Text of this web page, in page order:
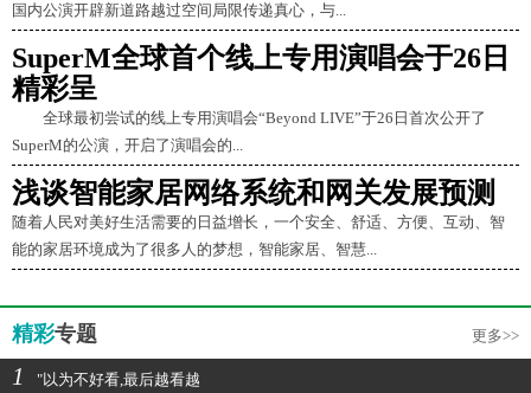
国内公演开辟新道路越过空间局限传递真心，与...
SuperM全球首个线上专用演唱会于26日
精彩呈
全球最初尝试的线上专用演唱会“Beyond LIVE”于26日首次公开了
SuperM的公演，开启了演唱会的...
浅谈智能家居网络系统和网关发展预测
随着人民对美好生活需要的日益增长，一个安全、舒适、方便、互动、智
能的家居环境成为了很多人的梦想，智能家居、智慧...
精彩专题 更多>>
1 "以为不好看,最后越看越